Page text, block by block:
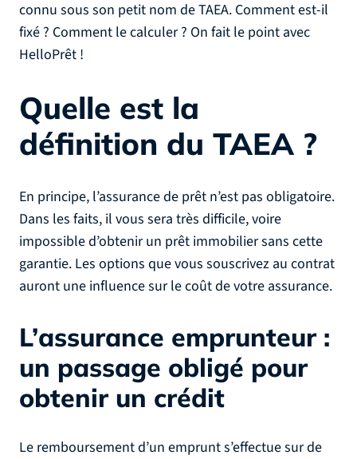
connu sous son petit nom de TAEA. Comment est-il
fixé ? Comment le calculer ? On fait le point avec
HelloPrêt !
Quelle est la
définition du TAEA ?
En principe, l’assurance de prêt n’est pas obligatoire.
Dans les faits, il vous sera très difficile, voire
impossible d’obtenir un prêt immobilier sans cette
garantie. Les options que vous souscrivez au contrat
auront une influence sur le coût de votre assurance.
L’assurance emprunteur :
un passage obligé pour
obtenir un crédit
Le remboursement d’un emprunt s’effectue sur de